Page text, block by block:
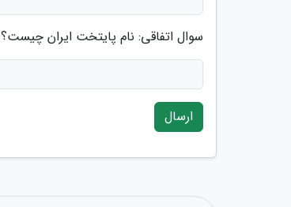
سوال اتفاقی: نام پایتخت ایران چیست؟
ارسال